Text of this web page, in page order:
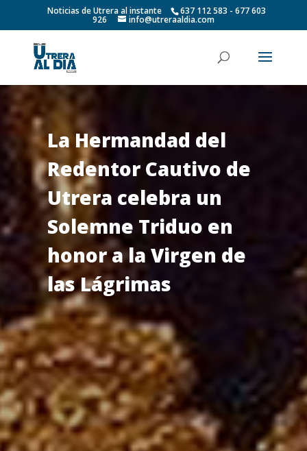
Noticias de Utrera al instante 637 112 583 - 677 603
926 info@utreraaldia.com
La Hermandad del
Redentor Cautivo de
Utrera celebra un
Solemne Triduo en
honor a la Virgen de
las Lágrimas